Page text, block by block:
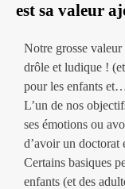
est sa valeur
Notre grosse
drôle et ludique !
pour les enfants
L’un de nos
ses émotions ou
d’avoir un
Certains basiques
enfants (et des